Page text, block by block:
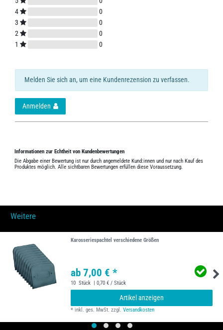
4
0
3
0
2
0
1
0
Melden Sie sich an, um eine Kundenrezension zu verfassen.
Anmelden
Informationen zur Echtheit von Kundenbewertungen
Die Abgabe einer Bewertung ist nur durch angemeldete Kund:innen und nur nach Kauf des
Produktes möglich. Alle sichtbaren Bewertungen erfüllen diese Voraussetzung.
Weitere
Karosseriespachtel verschiedene Größen
ab 7,00 € *
10 Stück | 0,70 € / Stück
Artikel anzeigen
*inkl. ges. MwSt. zzgl.Versandkosten